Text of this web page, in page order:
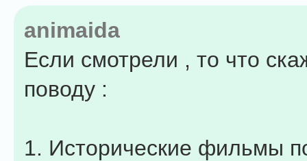
animaida
Если смотрели , то что
поводу :
1. Исторические фильмы